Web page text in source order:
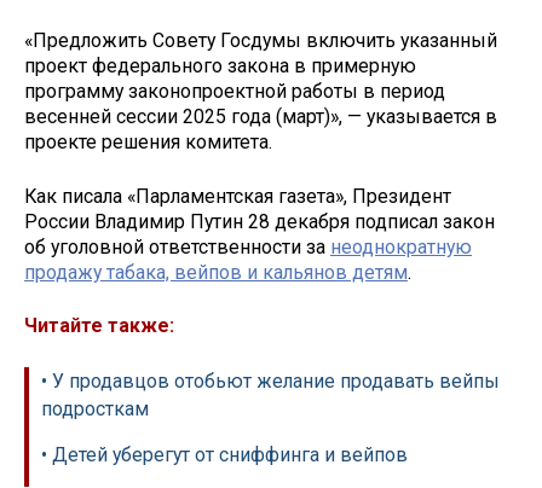
«Предложить Совету Госдумы включить указанный
проект федерального закона в примерную
программу законопроектной работы в период
весенней сессии 2025 года (март)», — указывается в
проекте решения комитета.
Как писала «Парламентская газета», Президент
России Владимир Путин 28 декабря подписал закон
об уголовной ответственности за неоднократную
продажу табака, вейпов и кальянов детям.
Читайте также:
• У продавцов отобьют желание продавать вейпы
подросткам
• Детей уберегут от сниффинга и вейпов